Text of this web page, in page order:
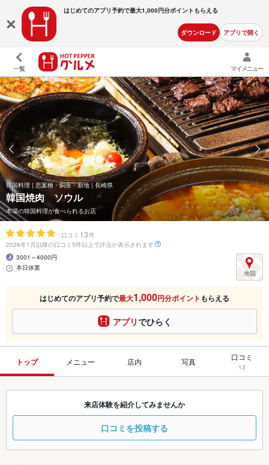
はじめてのアプリ予約で最大1,000円分ポイントもらえる
ダウンロード アプリで開く
一覧 マイメニュー
韓国料理 | 思案橋・銅座・新地 | 長崎県
韓国焼肉 ソウル
本場の韓国料理が食べられるお店
- 口コミ 13件
2026年1月以降の口コミ5件以上で評点が表示されます
3001～4000円
本日休業
はじめてのアプリ予約で最大1,000円分ポイント もらえる
アプリでひらく
トップ メニュー 店内 写真 口コミ
13
来店体験を紹介してみませんか
口コミを投稿する